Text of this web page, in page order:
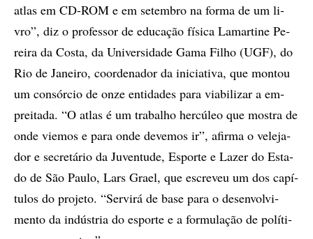
atlas em CD-ROM e em se­tem­bro na for­ma de um li­
vro”, diz o pro­fes­sor de edu­ca­ção fí­si­ca La­mar­ti­ne Pe­
rei­ra da Cos­ta, da Uni­ver­si­da­de Gama Fi­lho (UGF), do
Rio de Ja­nei­ro, co­or­de­na­dor da ini­ci­a­ti­va, que mon­tou
um con­sór­cio de onze en­ti­da­des para vi­a­­bi­li­zar a em­
prei­ta­da. “O atlas é um tra­ba­lho her­cú­leo que mos­tra de
onde vi­e­mos e para onde de­ve­mos ir”, afir­ma o ve­le­ja­
dor e se­cre­tá­rio da Ju­ven­tu­de, Es­por­te e La­zer do Es­ta­
do de São Pau­lo, Lars Grael, que es­cre­veu um dos ca­pí­
tu­los do pro­je­to. “Ser­virá de base para o de­sen­vol­vi­
men­to da in­dús­tria do es­por­te e a for­mu­la­ção de po­lí­ti­